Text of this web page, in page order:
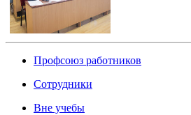
Профсоюз работников
Сотрудники
Вне учебы